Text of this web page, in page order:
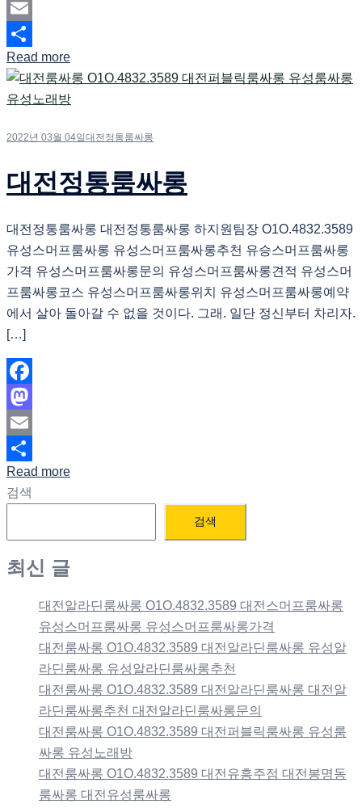
Mastodon
Email
Share
Read more
2022년 03월 04일 대전정통룸싸롱
대전정통룸싸롱
대전정통룸싸롱 대전정통룸싸롱 하지원팀장 O1O.4832.3589
유성스머프룸싸롱 유성스머프룸싸롱추천 유승스머프룸싸롱
가격 유성스머프룸싸롱문의 유성스머프룸싸롱견적 유성스머
프룸싸롱코스 유성스머프룸싸롱위치 유성스머프룸싸롱예약
에서 살아 돌아갈 수 없을 것이다. 그래. 일단 정신부터 차리자.
[…]
Facebook
Mastodon
Email
Share
Read more
검색
검색
최신 글
대전알라딘룸싸롱 O1O.4832.3589 대전스머프룸싸롱
유성스머프룸싸롱 유성스머프룸싸롱가격
대전룸싸롱 O1O.4832.3589 대전알라딘룸싸롱 유성알
라딘룸싸롱 유성알라딘룸싸롱추천
대전룸싸롱 O1O.4832.3589 대전알라딘룸싸롱 대전알
라딘룸싸롱추천 대전알라딘룸싸롱문의
대전룸싸롱 O1O.4832.3589 대전퍼블릭룸싸롱 유성룸
싸롱 유성노래방
대전룸싸롱 O1O.4832.3589 대전유흥주점 대전봉명동
룸싸롱 대전유성룸싸롱